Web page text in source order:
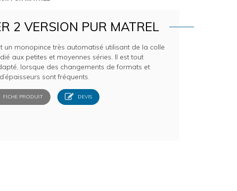
2 VERSION PUR MATREL
un monopince très automatisé utilisant de la colle
aux petites et moyennes séries. Il est tout
lorsque des changements de formats et
d’épaisseurs sont fréquents.
FICHE PRODUIT DEVIS